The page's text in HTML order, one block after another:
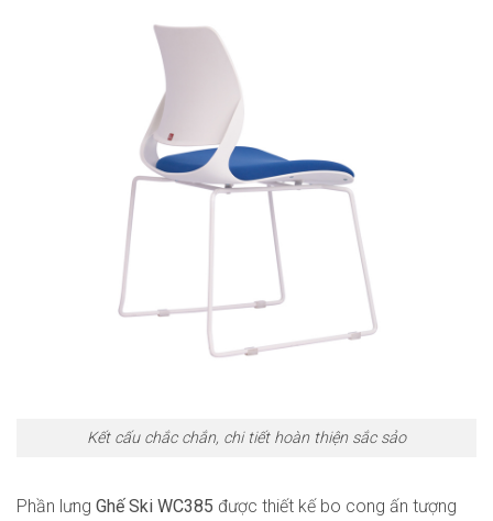
Kết cấu chắc chắn, chi tiết hoàn thiện sắc sảo
Phần lưng Ghế Ski WC385 được thiết kế bo cong ấn tượng